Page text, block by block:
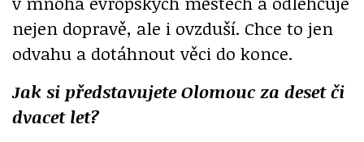
nejen dopravě, ale i ovzduší. Chce to jen
odvahu a dotáhnout věci do konce.
Jak si představujete Olomouc za deset či
dvacet let?